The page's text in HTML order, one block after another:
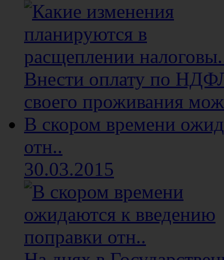
Внести оплату по
своего проживания
В скором времени
отн..
30.03.2015